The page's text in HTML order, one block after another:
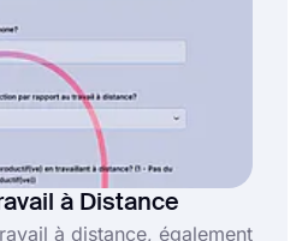
à Distance
à distance, également